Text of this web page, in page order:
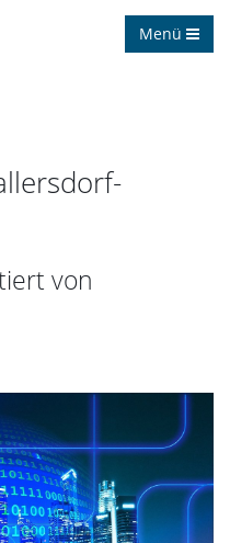
Menü
von